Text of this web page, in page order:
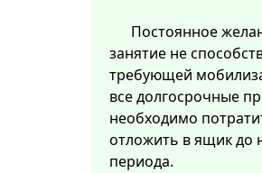
Постоянное
занятие не
требующей
все долгосрочные
необходимо
отложить в ящик до
периода.